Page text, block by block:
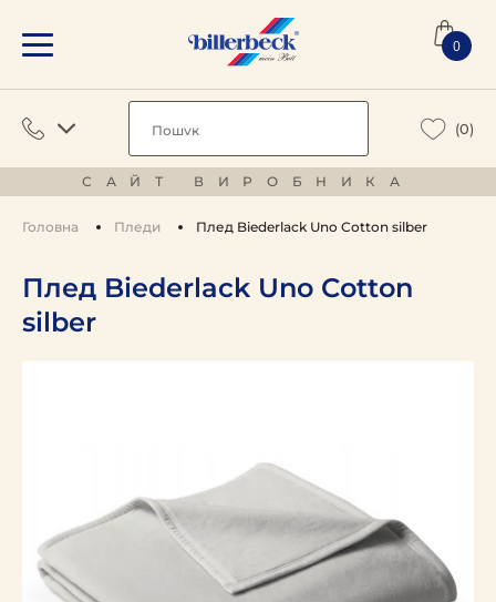
0
(0)
САЙТ ВИРОБНИКА
Головна Пледи Плед Biederlack Uno Cotton silber
Плед Biederlack Uno Cotton
silber